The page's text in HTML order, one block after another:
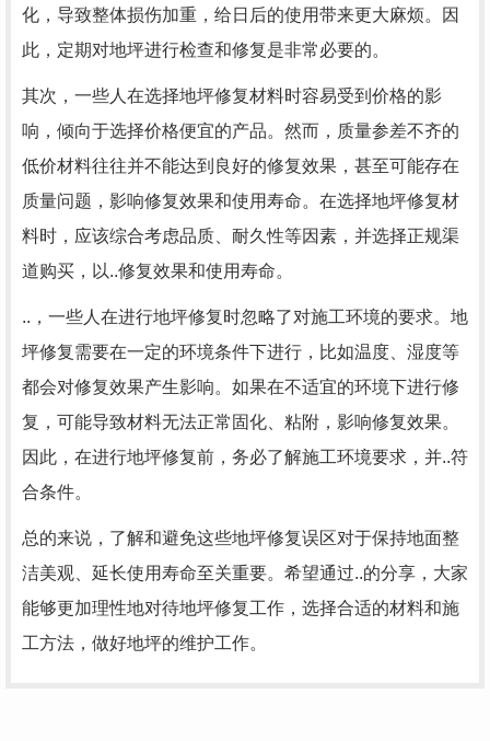
化，导致整体损伤加重，给日后的使用带来更大麻烦。因
此，定期对地坪进行检查和修复是非常必要的。
其次，一些人在选择地坪修复材料时容易受到价格的影
响，倾向于选择价格便宜的产品。然而，质量参差不齐的
低价材料往往并不能达到良好的修复效果，甚至可能存在
质量问题，影响修复效果和使用寿命。在选择地坪修复材
料时，应该综合考虑品质、耐久性等因素，并选择正规渠
道购买，以..修复效果和使用寿命。
..，一些人在进行地坪修复时忽略了对施工环境的要求。地
坪修复需要在一定的环境条件下进行，比如温度、湿度等
都会对修复效果产生影响。如果在不适宜的环境下进行修
复，可能导致材料无法正常固化、粘附，影响修复效果。
因此，在进行地坪修复前，务必了解施工环境要求，并..符
合条件。
总的来说，了解和避免这些地坪修复误区对于保持地面整
洁美观、延长使用寿命至关重要。希望通过..的分享，大家
能够更加理性地对待地坪修复工作，选择合适的材料和施
工方法，做好地坪的维护工作。